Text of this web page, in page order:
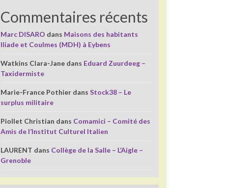
Commentaires récents
Marc DISARO dans Maisons des habitants
Iliade et Coulmes (MDH) à Eybens
Watkins Clara-Jane dans Eduard Zuurdeeg –
Taxidermiste
Marie-France Pothier dansStock38 – Le
surplus militaire
Piollet Christian dans Comamici – Comité des
Amis de l’Institut Culturel Italien
LAURENT dans Collège de la Salle – L’Aigle –
Grenoble